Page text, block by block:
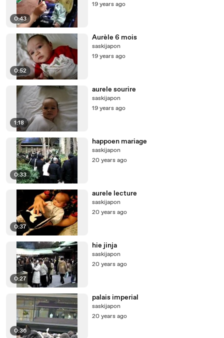
0:43
19 years ago
0:52
Aurèle 6 mois
saskijapon
19 years ago
1:18
aurele sourire
saskijapon
19 years ago
0:33
happoen mariage
saskijapon
20 years ago
0:37
aurele lecture
saskijapon
20 years ago
0:27
hie jinja
saskijapon
20 years ago
0:36
palais imperial
saskijapon
20 years ago